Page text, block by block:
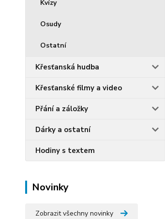
Kvízy
Osudy
Ostatní
Křesťanská hudba
Křesťanské filmy a video
Přání a záložky
Dárky a ostatní
Hodiny s textem
Novinky
Zobrazit všechny novinky